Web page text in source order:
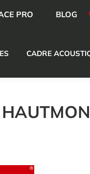
PRO BLOG
CADRE